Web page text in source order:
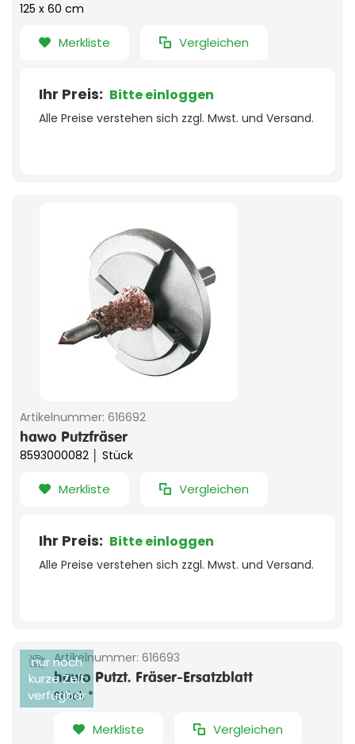
125 x 60 cm
Merkliste Vergleichen
Ihr Preis: Bitte einloggen
Alle Preise verstehen sich zzgl. Mwst. und Versand.
Artikelnummer: 616692
hawo Putzfräser
8593000082 │ Stück
Merkliste Vergleichen
Ihr Preis: Bitte einloggen
Alle Preise verstehen sich zzgl. Mwst. und Versand.
nur noch
kurze Zeit
verfügbar
Artikelnummer: 616693
hawo Putzt. Fräser-Ersatzblatt
Stück *
Merkliste Vergleichen